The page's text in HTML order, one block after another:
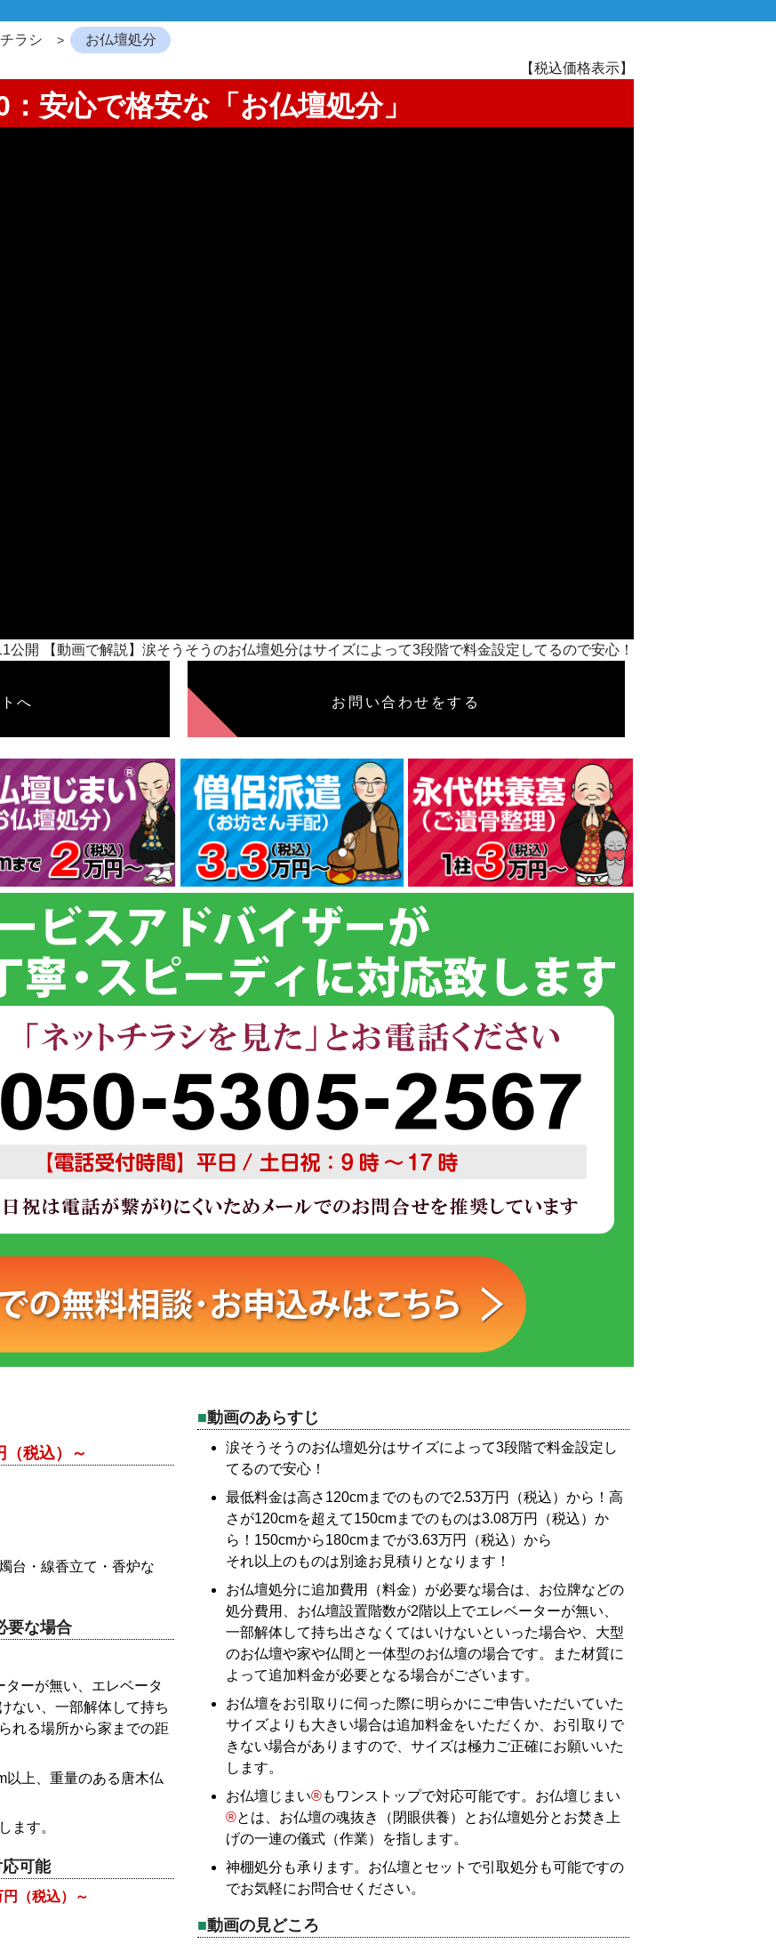
ラシ
お仏壇処分
【税込価格表示】
：安心で格安な「お仏壇処分」
公開 【動画で解説】涙そうそうのお仏壇処分はサイズによって3段階で料金設定してるので安心！
へ お問い合わせをする
（税込）～
台・線香立て・香炉な
要な場合
ーが無い、エレベータ
ない、一部解体して持ち
れる場所から家までの距
以上、重量のある唐木仏
ます。
可能
円（税込）～
動画のあらすじ
涙そうそうのお仏壇処分はサイズによって3段階で料金設定し
てるので安心！
最低料金は高さ120cmまでのもので2.53万円（税込）から！高
さが120cmを超えて150cmまでのものは3.08万円（税込）か
ら！150cmから180cmまでが3.63万円（税込）から
それ以上のものは別途お見積りとなります！
お仏壇処分に追加費用（料金）が必要な場合は、お位牌などの
処分費用、お仏壇設置階数が2階以上でエレベーターが無い、
一部解体して持ち出さなくてはいけないといった場合や、大型
のお仏壇や家や仏間と一体型のお仏壇の場合です。また材質に
よって追加料金が必要となる場合がございます。
お仏壇をお引取りに伺った際に明らかにご申告いただいていた
サイズよりも大きい場合は追加料金をいただくか、お引取りで
きない場合がありますので、サイズは極力ご正確にお願いいた
します。
お仏壇じまい®もワンストップで対応可能です。お仏壇じまい
®とは、お仏壇の魂抜き（閉眼供養）とお仏壇処分とお焚き上
げの一連の儀式（作業）を指します。
神棚処分も承ります。お仏壇とセットで引取処分も可能ですの
でお気軽にお問合せください。
動画の見どころ